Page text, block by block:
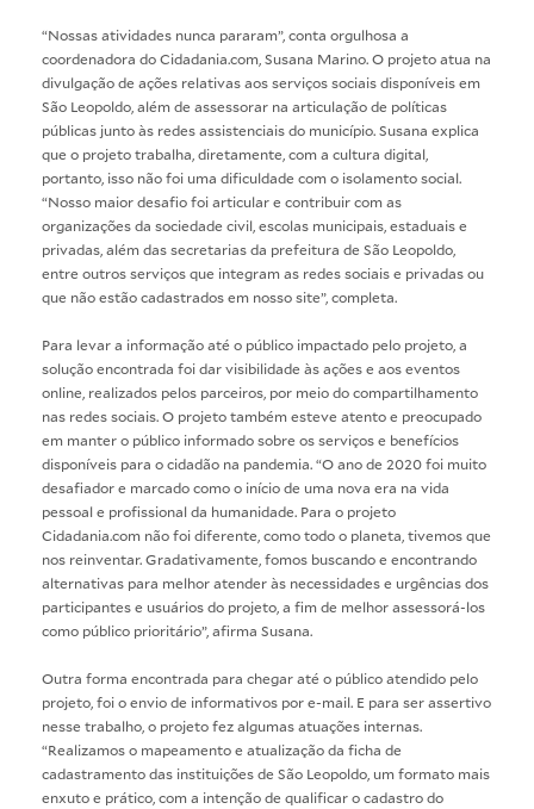
“Nossas atividades nunca pararam”, conta orgulhosa a
coordenadora do Cidadania.com, Susana Marino. O projeto atua na
divulgação de ações relativas aos serviços sociais disponíveis em
São Leopoldo, além de assessorar na articulação de políticas
públicas junto às redes assistenciais do município. Susana explica
que o projeto trabalha, diretamente, com a cultura digital,
portanto, isso não foi uma dificuldade com o isolamento social.
“Nosso maior desafio foi articular e contribuir com as
organizações da sociedade civil, escolas municipais, estaduais e
privadas, além das secretarias da prefeitura de São Leopoldo,
entre outros serviços que integram as redes sociais e privadas ou
que não estão cadastrados em nosso site”, completa.
Para levar a informação até o público impactado pelo projeto, a
solução encontrada foi dar visibilidade às ações e aos eventos
online, realizados pelos parceiros, por meio do compartilhamento
nas redes sociais. O projeto também esteve atento e preocupado
em manter o público informado sobre os serviços e benefícios
disponíveis para o cidadão na pandemia. “O ano de 2020 foi muito
desafiador e marcado como o início de uma nova era na vida
pessoal e profissional da humanidade. Para o projeto
Cidadania.com não foi diferente, como todo o planeta, tivemos que
nos reinventar. Gradativamente, fomos buscando e encontrando
alternativas para melhor atender às necessidades e urgências dos
participantes e usuários do projeto, a fim de melhor assessorá-los
como público prioritário”, afirma Susana.
Outra forma encontrada para chegar até o público atendido pelo
projeto, foi o envio de informativos por e-mail. E para ser assertivo
nesse trabalho, o projeto fez algumas atuações internas.
“Realizamos o mapeamento e atualização da ficha de
cadastramento das instituições de São Leopoldo, um formato mais
enxuto e prático, com a intenção de qualificar o cadastro do